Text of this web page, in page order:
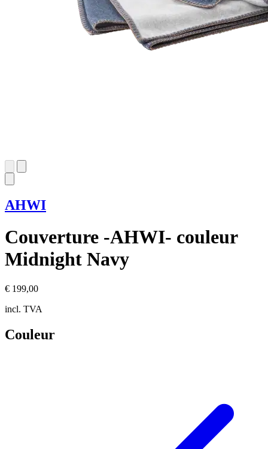
AHWI
Couverture -AHWI- couleur
Midnight Navy
€ 199,00
incl. TVA
Couleur